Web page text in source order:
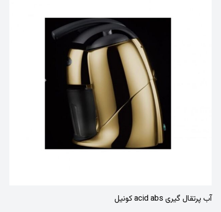
آب پرتقال گیری acid abs کونیل